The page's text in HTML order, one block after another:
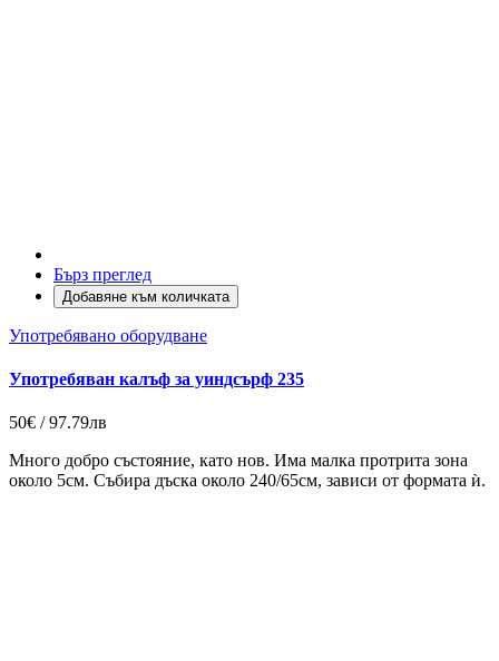
Бърз преглед
Добавяне към количката
Употребявано оборудване
Употребяван калъф за уиндсърф 235
50€ / 97.79лв
Много добро състояние, като нов. Има малка протрита зона
около 5см. Събира дъска около 240/65см, зависи от формата ѝ.